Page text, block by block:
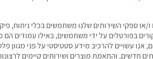
ו/או ספקי השירותים שלנו משתמשים בכלי ניתוח,
בפורטלים על ידי משתמשים, באילו עמודים
אנו עשויים להרכיב מידע סטטיסטי על פני